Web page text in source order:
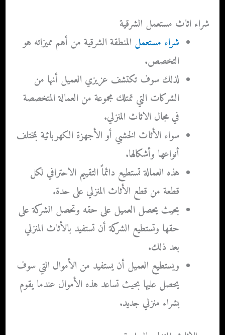
شراء اثاث مستعمل الشرقية
شراء مستعمل المنطقة الشرقية من أهم مميزاته هو
التخصص.
لذلك سوف تكتشف عزيزي العميل أنها من
الشركات التي تمتلك مجموعة من العمالة المتخصصة
في مجال الاثاث المنزلي.
سواء الأثاث الخشبي أو الأجهزة الكهربائية بمختلف
أنواعها وأشكالها.
هذه العمالة تستطيع دائماً التقييم الاحترافي لكل
قطعة من قطع الأثاث المنزلي على حدة.
بحيث يحصل العميل على حقه وتحصل الشركة على
حقها وتستطيع الشركة أن تستفيد بالأثاث المنزلي
بعد ذلك.
ويستطيع العميل أن يستفيد من الأموال التي سوف
يحصل عليها بحيث تساعد هذه الأموال عندما يقوم
بشراء منزلي جديد.